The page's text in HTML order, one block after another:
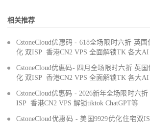
相关推荐
CstoneCloud优惠码 - 618全场限时六折 英
化 双ISP 香港CN2 VPS 全面解锁TK 各大
CstoneCloud优惠码- 四月全场限时六折 英
化 双ISP 香港CN2 VPS 全面解锁TK 各大
CstoneCloud优惠码 - 2026新年全场限时六
ISP 香港CN2 VPS 解锁tiktok ChatGPT等
CstoneCloud优惠码 - 美国9929优化住宅双